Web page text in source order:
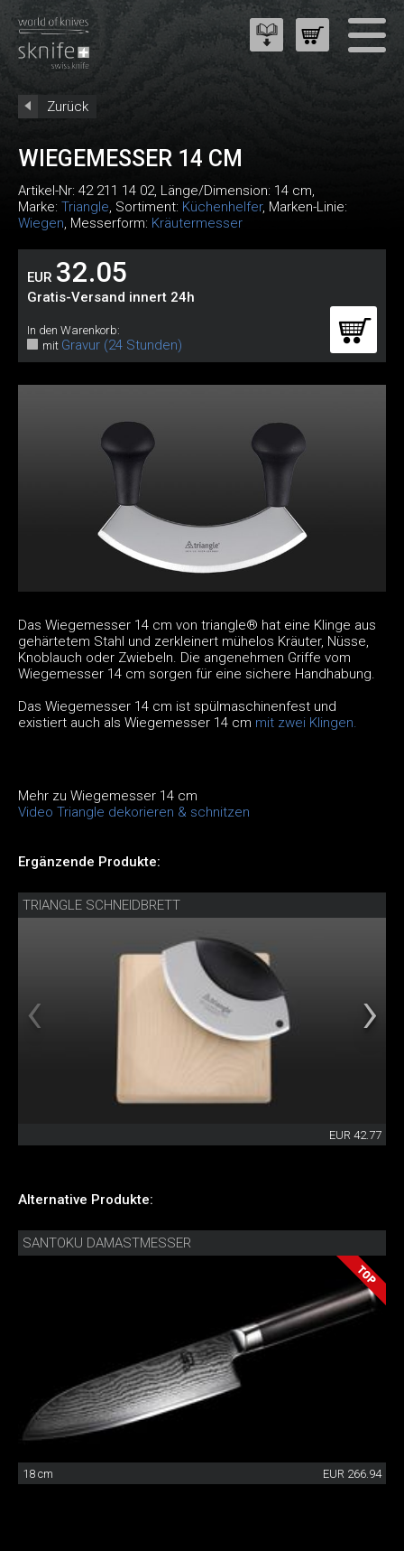
Zurück
WIEGEMESSER 14 CM
Artikel-Nr: 42 211 14 02, Länge/Dimension: 14 cm,
Marke: Triangle, Sortiment: Küchenhelfer, Marken-Linie:
Wiegen, Messerform: Kräutermesser
EUR 32.05
Gratis-Versand innert 24h
In den Warenkorb:
mit Gravur (24 Stunden)
Das Wiegemesser 14 cm von triangle® hat eine Klinge aus
gehärtetem Stahl und zerkleinert mühelos Kräuter, Nüsse,
Knoblauch oder Zwiebeln. Die angenehmen Griffe vom
Wiegemesser 14 cm sorgen für eine sichere Handhabung.
Das Wiegemesser 14 cm ist spülmaschinenfest und
existiert auch als Wiegemesser 14 cm mit zwei Klingen.
Mehr zu Wiegemesser 14 cm
Video Triangle dekorieren & schnitzen
Ergänzende Produkte:
TRIANGLE SCHNEIDBRETT
EUR 42.77
Alternative Produkte:
SANTOKU DAMASTMESSER
18 cm EUR 266.94